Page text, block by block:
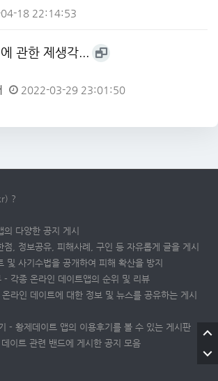
18 22:14:53
에 관한 제생각...
2022-03-29 23:01:50
?
다양한 공지 게시
, 정보공유, 피해사례, 구인 등 자유롭게 글을 게시
및 사기수법을 공개하여 피해 확산을 방지
각종 온라인 데이트앱의 순위 및 리뷰
라인 데이트에 대한 정보 및 뉴스를 공유하는 게시
- 황제데이트 앱의 이용후기를 볼 수 있는 게시판
이트 관련 밴드에 게시한 공지 모음